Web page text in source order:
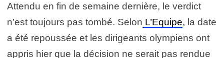
Attendu en fin de semaine dernière, le verdict
n’est toujours pas tombé. Selon L’Equipe, la date
a été repoussée et les dirigeants olympiens ont
appris hier que la décision ne serait pas rendue